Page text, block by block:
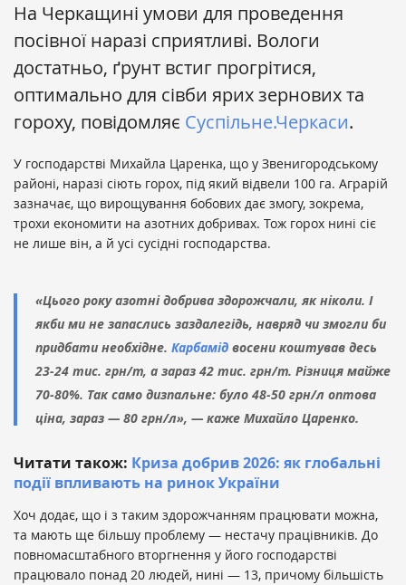
На Черкащині умови для проведення
посівної наразі сприятливі. Вологи
достатньо, ґрунт встиг прогрітися,
оптимально для сівби ярих зернових та
гороху, повідомляє Суспільне.Черкаси.
У господарстві Михайла Царенка, що у Звенигородському
районі, наразі сіють горох, під який відвели 100 га. Аграрій
зазначає, що вирощування бобових дає змогу, зокрема,
трохи економити на азотних добривах. Тож горох нині сіє
не лише він, а й усі сусідні господарства.
«Цього року азотні добрива здорожчали, як ніколи. І
якби ми не запаслись заздалегідь, навряд чи змогли би
придбати необхідне. Карбамід восени коштував десь
23-24 тис. грн/т, а зараз 42 тис. грн/т. Різниця майже
70-80%. Так само дизпальне: було 48-50 грн/л оптова
ціна, зараз — 80 грн/л», — каже Михайло Царенко.
Читати також: Криза добрив 2026: як глобальні
події впливають на ринок України
Хоч додає, що і з таким здорожчанням працювати можна,
та мають ще більшу проблему — нестачу працівників. До
повномасштабного вторгнення у його господарстві
працювало понад 20 людей, нині — 13, причому більшість